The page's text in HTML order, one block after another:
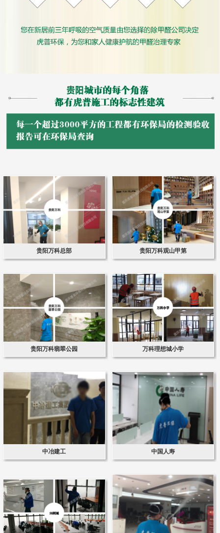
贵阳万科总部 贵阳万科观山甲第
贵阳万科翡翠公园 万科理想城小学
中冶建工 中国人寿